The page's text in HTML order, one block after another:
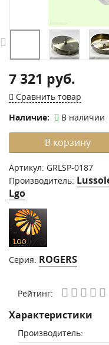
7 321 руб.
Сравнить товар
Наличие:
В наличии
В корзину
Артикул: GRLSP-0187
Производитель:
Lgo
Серия: ROGERS
Рейтинг:
Характеристики
Производитель: